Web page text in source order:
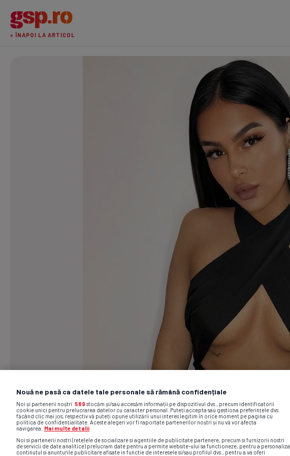
« ÎNAPOI LA ARTICOL
Nouă ne pasă ca datele tale personale să rămână confidențiale
Noi și partenerii noștri 589 stocăm și/sau accesăm informații pe dispozitivul dvs., precum identificatorii
cookie unici pentru prelucrarea datelor cu caracter personal. Puteți accepta sau gestiona preferințele dvs.
făcând clic mai jos, respectiv vă puteți opune utilizării unui interes legitim în orice moment pe pagina cu
politica de confidențialitate. Aceste alegeri vor fi raportate partenerilor noștri și nu vă vor afecta
navigarea.
Mai multe detalii
Noi si partenerii nostri (retelele de socializare si agentiile de publicitate partenere, precum si furnizorii nostri
de servicii de date analitice) prelucram date pentru a permite website-ului sa functioneze, pentru a personaliza
continutul si anunturile publicitare afisate in functie de interesele si/sau profilul dvs., pentru a va oferi